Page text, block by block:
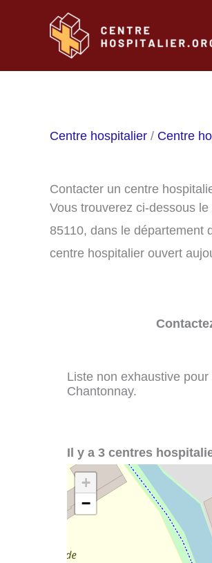
Centre hospitalier / Centre
Contacter un centre
Vous trouverez ci-dessous
85110, dans le département
centre hospitalier ouvert
Liste non exhaustive
Chantonnay.
Il y a 3 centres
+
−